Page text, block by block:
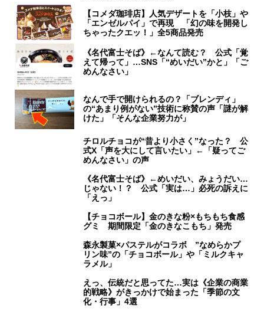
【コメダ珈琲店】人気デザートを「小枝」や
「エンゼルパイ」で再現 「幻の味を開発し
ちゃったクエッ！」全5商品発売
《名代富士そば》←なんて読む？ 公式「覚
えて帰って」…SNS「“めいだい”かと」「ご
めんなさい」
なんで手で開けられるの？「ブレンディ」
の“あまり例がない”技術に称賛の声「謎が解
けた」「そんな企業努力が」
チロルチョコが“昔より小さく”なった？ 公
式X「声を大にして言いたい」←「疑ってご
めんなさい」の声
《名代富士そば》←めいだい、みょうだい…
じゃない！？ 公式「実は…」必死の訴えに
「えっ」
【チョコボール】金のきな粉×もちもち食感
グミ 期間限定「金のきなこもち」発売
森永製菓×パステルがコラボ ”なめらかプ
リン味”の「チョコボール」や「ミルクキャ
ラメル」
えっ、伝統だと思ってた…実は《企業の商業
的戦略》がきっかけで始まった「季節の文
化・行事」4選